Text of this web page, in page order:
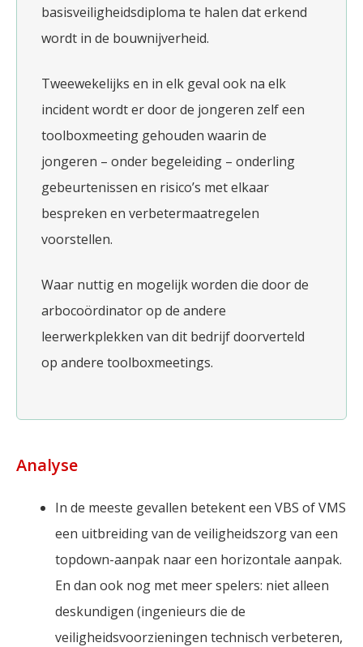
basisveiligheidsdiploma te halen dat erkend
wordt in de bouwnijverheid.
Tweewekelijks en in elk geval ook na elk
incident wordt er door de jongeren zelf een
toolboxmeeting gehouden waarin de
jongeren – onder begeleiding – onderling
gebeurtenissen en risico’s met elkaar
bespreken en verbetermaatregelen
voorstellen.
Waar nuttig en mogelijk worden die door de
arbocoördinator op de andere
leerwerkplekken van dit bedrijf doorverteld
op andere toolboxmeetings.
Analyse
In de meeste gevallen betekent een VBS of VMS
een uitbreiding van de veiligheidszorg van een
topdown-aanpak naar een horizontale aanpak.
En dan ook nog met meer spelers: niet alleen
deskundigen (ingenieurs die de
veiligheidsvoorzieningen technisch verbeteren,